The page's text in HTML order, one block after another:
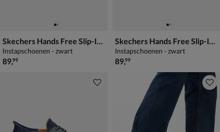
Skechers Hands Free Slip-Ins Norlan
Instapschoenen - zwart
€ 89,99
89,99
Skechers Hands Free Slip-Ins Summits
Instapschoenen - zwart
€ 89,99
89,99